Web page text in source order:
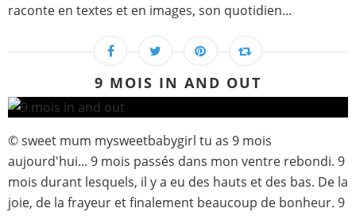
raconte en textes et en images, son quotidien...
9 MOIS IN AND OUT
© sweet mum mysweetbabygirl tu as 9 mois
aujourd'hui... 9 mois passés dans mon ventre rebondi. 9
mois durant lesquels, il y a eu des hauts et des bas. De la
joie, de la frayeur et finalement beaucoup de bonheur. 9